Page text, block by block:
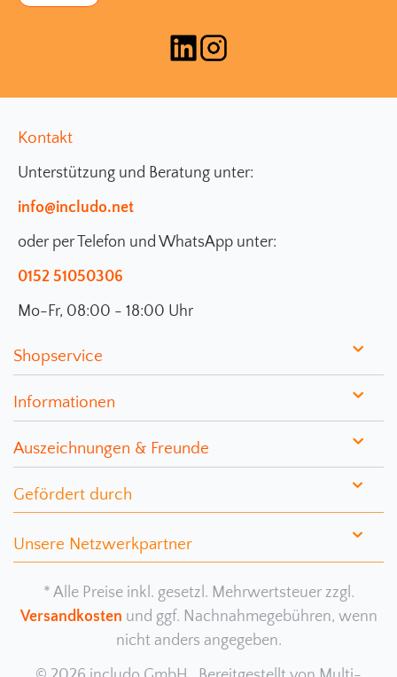
Kontakt
Unterstützung und Beratung unter:
info@includo.net
oder per Telefon und WhatsApp unter:
0152 51050306
Mo-Fr, 08:00 - 18:00 Uhr
Shopservice
Informationen
Auszeichnungen & Freunde
Gefördert durch
Unsere Netzwerkpartner
* Alle Preise inkl. gesetzl. Mehrwertsteuer zzgl.
Versandkosten und ggf. Nachnahmegebühren, wenn
nicht anders angegeben.